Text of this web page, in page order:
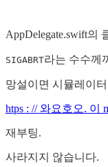
AppDelegate.swift의
SIGABRT라는 수수께
망설이면 시뮬레이
htps : // 와요호오. 이
재부팅.
사라지지 않습니다.